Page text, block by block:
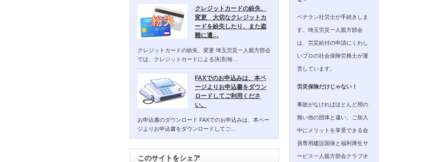
クレジットカードの紛失、
変更 大切なクレジットカ
ードを紛失したり、また盗
難に遭…
クレジットカードの紛失、変更 埼玉労災一人親方部会
では、クレジットカードによる決済(毎…
FAXでのお申込みは、本ペ
ージよりお申込書をダウン
ロードしてご利用くださ
い。
お申込書のダウンロード FAXでのお申込みは、本ペー
ジよりお申込書をダウンロードしてご…
このサイトをシェア
ベテラン社労士が手続きしま
す。埼玉労災一人親方部会
は、労災給付の申請にくわし
いプロの社会保険労務士が運
営しています。
労災保険だけじゃない！
事故がなければほとんど用の
無い他の団体と違い、ご加入
中にメリットを享受できる会
員専用建設国保と福利厚生サ
ービス一人親方部会クラブオ